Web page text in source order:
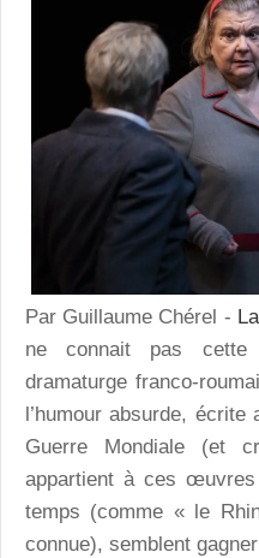
Par Guillaume Chérel -
ne connait pas cette
dramaturge franco-
l’humour absurde,
Guerre Mondiale (et
appartient à ces
temps (comme « le
connue), semblent